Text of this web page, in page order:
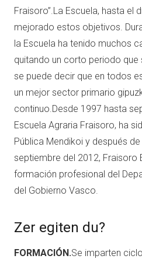
Fraisoro”.La Escuela, hasta el
mejorado estos objetivos.
la Escuela ha tenido muchos
quitando un corto periodo que
se puede decir que en todos
un mejor sector primario
continuo.Desde 1997 hasta
Escuela Agraria Fraisoro, ha
Pública Mendikoi y después
septiembre del 2012, Fraisoro
formación profesional del
del Gobierno Vasco.
Zer egiten du?
FORMACIÓN.Se imparten